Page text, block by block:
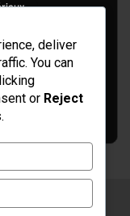
deliver
You can
or Reject